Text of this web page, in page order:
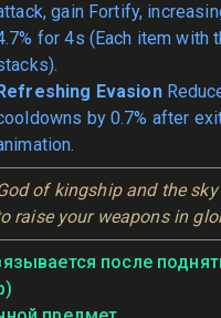
gain Fortify,
for 4s (Each item with
Evasion
by 0.7% after
of kingship and the
raise your weapons in
после